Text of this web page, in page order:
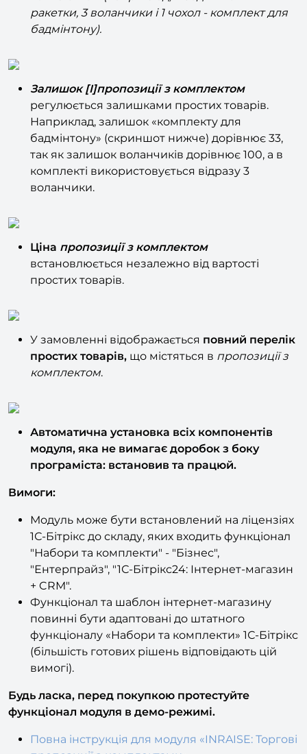
комплектом(наприклад, 2 бадмінтонні
ракетки, 3 воланчики і 1 чохол - комплект для
Залишок [I]пропозиції з комплектом
регулюється залишками простих товарів.
Наприклад, залишок «комплекту для
бадмінтону» (скриншот нижче) дорівнює 33,
так як залишок воланчиків дорівнює 100, а в
комплекті використовується відразу 3
Цінапропозиції з комплектом
встановлюється незалежно від вартості
У замовленні відображається повний перелік
простих товарів,
Автоматична установка всіх компонентів
модуля, яка не вимагає доробок з боку
програміста: встановив та працюй.
Вимоги:
Модуль може бути встановлений на ліцензіях
1С-Бітрікс до складу, яких входить функціонал
"Набори та комплекти" - "Бізнес",
"Ентерпрайз", "1С-Бітрікс24: Інтернет-магазин
+ CRM".
Функціонал та шаблон інтернет-магазину
повинні бути адаптовані до штатного
функціоналу «Набори та комплекти» 1С-Бітрікс
(більшість готових рішень відповідають цій
вимогі).
Будь ласка, перед покупкою протестуйте
функціонал модуля в демо-режимі.